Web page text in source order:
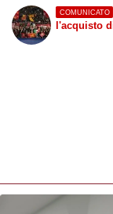
COMUNICATO
l'acquisto